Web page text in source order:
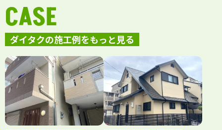
ダイタクの施工例をもっと見る
CASE